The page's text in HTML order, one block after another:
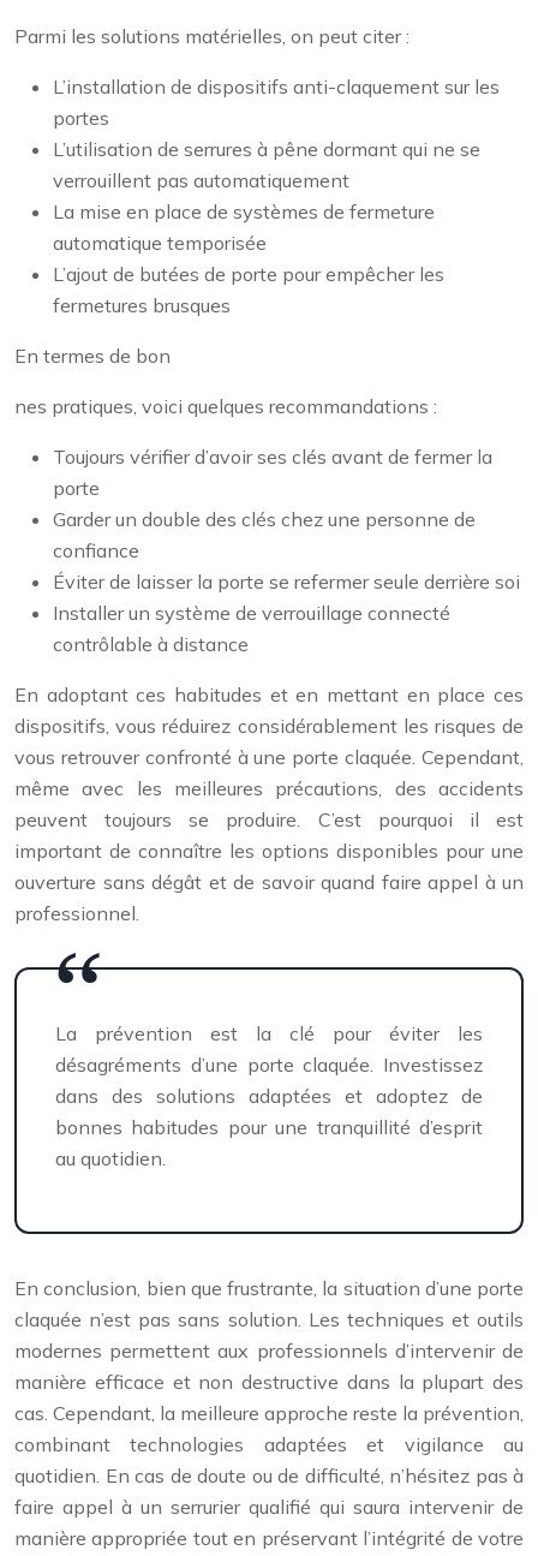
Parmi les solutions matérielles, on peut citer :
L’installation de dispositifs anti-claquement sur les
portes
L’utilisation de serrures à pêne dormant qui ne se
verrouillent pas automatiquement
La mise en place de systèmes de fermeture
automatique temporisée
L’ajout de butées de porte pour empêcher les
fermetures brusques
En termes de bon
nes pratiques, voici quelques recommandations :
Toujours vérifier d’avoir ses clés avant de fermer la
porte
Garder un double des clés chez une personne de
confiance
Éviter de laisser la porte se refermer seule derrière soi
Installer un système de verrouillage connecté
contrôlable à distance
En adoptant ces habitudes et en mettant en place ces
dispositifs, vous réduirez considérablement les risques de
vous retrouver confronté à une porte claquée. Cependant,
même avec les meilleures précautions, des accidents
peuvent toujours se produire. C’est pourquoi il est
important de connaître les options disponibles pour une
ouverture sans dégât et de savoir quand faire appel à un
professionnel.
La prévention est la clé pour éviter les
désagréments d’une porte claquée. Investissez
dans des solutions adaptées et adoptez de
bonnes habitudes pour une tranquillité d’esprit
au quotidien.
En conclusion, bien que frustrante, la situation d’une porte
claquée n’est pas sans solution. Les techniques et outils
modernes permettent aux professionnels d’intervenir de
manière efficace et non destructive dans la plupart des
cas. Cependant, la meilleure approche reste la prévention,
combinant technologies adaptées et vigilance au
quotidien. En cas de doute ou de difficulté, n’hésitez pas à
faire appel à un serrurier qualifié qui saura intervenir de
manière appropriée tout en préservant l’intégrité de votre